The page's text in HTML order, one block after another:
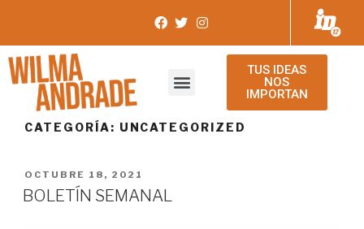
TUS IDEAS
NOS
IMPORTAN
CATEGORÍA: UNCATEGORIZED
OCTUBRE 18, 2021
BOLETÍN SEMANAL